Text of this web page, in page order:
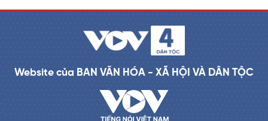
Website của BAN VĂN HÓA - XÃ HỘI VÀ DÂN TỘC